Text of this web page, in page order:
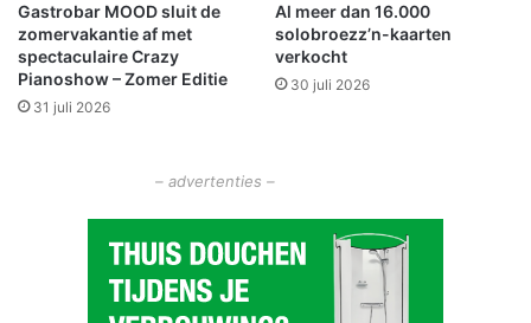
o
o
t
s
u
e
n
(
t
o
Gastrobar MOOD sluit de
zomervakantie af met
spectaculaire Crazy
Pianoshow – Zomer Editie
31 juli 2026
Al meer dan 16.000
solobroezz’n-kaarten
verkocht
30 juli 2026
– advertenties –